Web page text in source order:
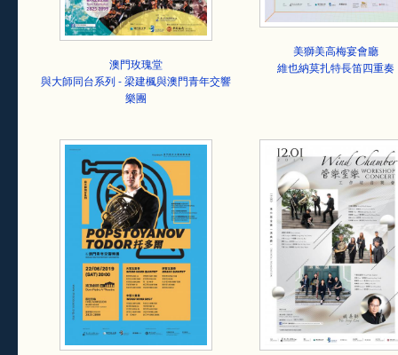
澳門玫瑰堂
與大師同台系列 - 梁建楓與澳門青年交響
樂團
美獅美高梅宴會廳
維也納莫扎特長笛四重奏